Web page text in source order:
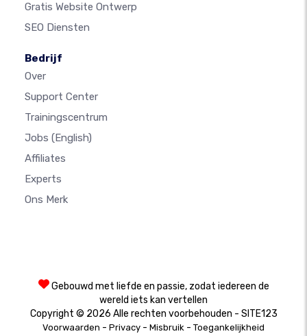
Gratis Website Ontwerp
SEO Diensten
Bedrijf
Over
Support Center
Trainingscentrum
Jobs (English)
Affiliates
Experts
Ons Merk
Gebouwd met liefde en passie, zodat iedereen de
wereld iets kan vertellen
Copyright © 2026 Alle rechten voorbehouden - SITE123
Voorwaarden - Privacy - Misbruik - Toegankelijkheid